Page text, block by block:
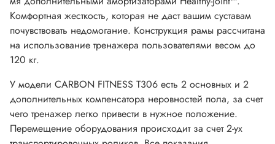
Комфортная жесткость, которая не даст вашим суставам
почувствовать недомогание. Конструкция рамы рассчитана
на использование тренажера пользователями весом до
120 кг.
У модели CARBON FITNESS Т306 есть 2 основных и 2
дополнительных компенсатора неровностей пола, за счет
чего тренажер легко привести в нужное положение.
Перемещение оборудования происходит за счет 2-ух